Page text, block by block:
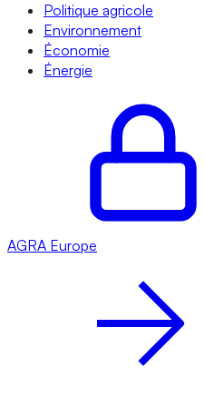
Politique agricole
Environnement
Économie
Énergie
AGRA Europe